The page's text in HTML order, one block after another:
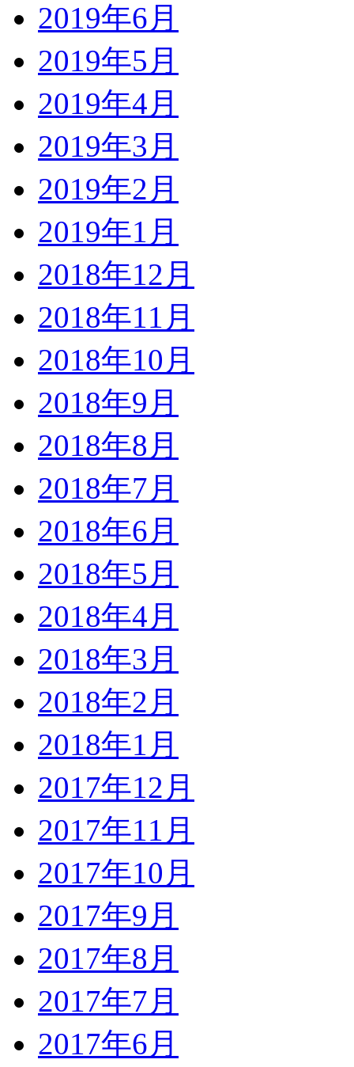
2019年6月
2019年5月
2019年4月
2019年3月
2019年2月
2019年1月
2018年12月
2018年11月
2018年10月
2018年9月
2018年8月
2018年7月
2018年6月
2018年5月
2018年4月
2018年3月
2018年2月
2018年1月
2017年12月
2017年11月
2017年10月
2017年9月
2017年8月
2017年7月
2017年6月